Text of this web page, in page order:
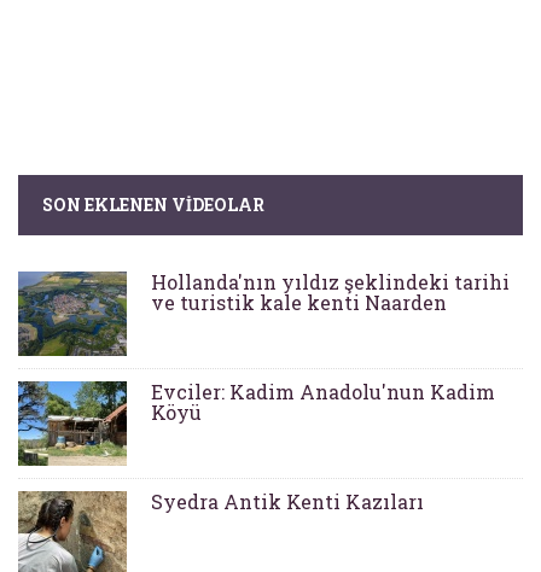
SON EKLENEN VIDEOLAR
Hollanda'nın yıldız şeklindeki tarihi
ve turistik kale kenti Naarden
Evciler: Kadim Anadolu'nun Kadim
Köyü
Syedra Antik Kenti Kazıları